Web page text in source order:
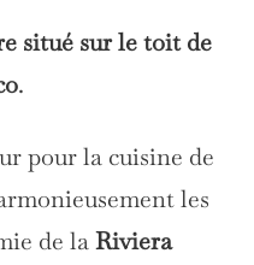
situé sur le toit de
.
pour la cuisine de
les
de laRiviera